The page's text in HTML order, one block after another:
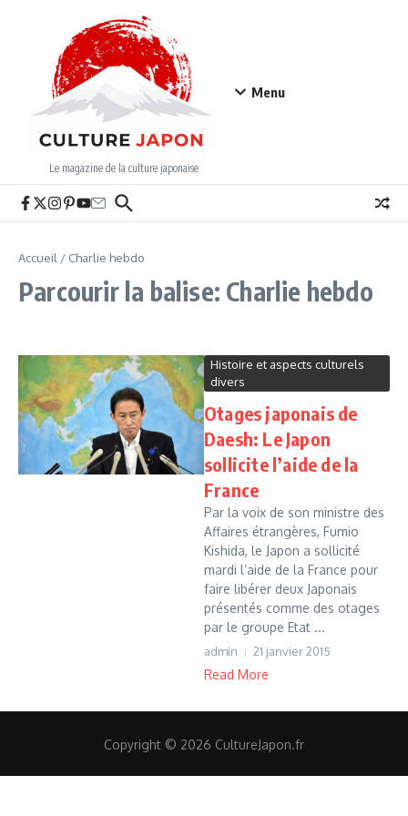
Le magazine de la culture japonaise
Menu
Accueil / Charlie hebdo
Parcourir la balise: Charlie hebdo
Histoire et aspects culturels
divers
Otages japonais de
Daesh: Le Japon
sollicite l’aide de la
France
Par la voix de son ministre des
Affaires étrangères, Fumio
Kishida, le Japon a sollicité
mardi l’aide de la France pour
faire libérer deux Japonais
présentés comme des otages
par le groupe Etat ...
admin 21 janvier 2015
Read More